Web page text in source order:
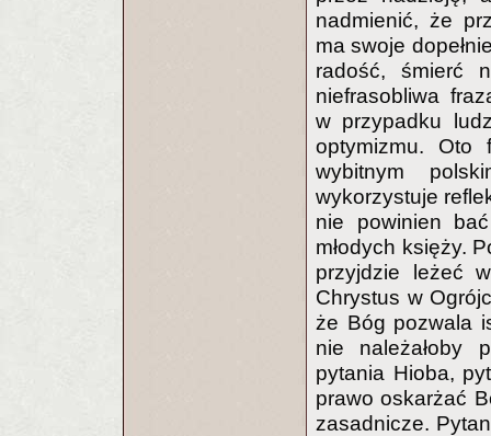
nadmienić, że
ma swoje
radość, śmierć
niefrasobliwa
w przypadku
optymizmu. Oto
wybitnym
wykorzystuje
nie powinien
młodych księży.
przyjdzie leżeć
Chrystus w
że Bóg pozwala
nie należałoby
pytania Hioba,
prawo oskarżać
zasadnicze.